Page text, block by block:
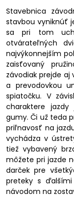
Stavebnica
stavbou vyniknúť
sa pri tom
otvárateľných
najvýkonnejším
zaisťovaný
závodiak prejde
a prevodovkou
spiatočku. V
charaktere
gumy. Či už teda
priľnavosť na
vychádza v
tiež vybavený
môžete pri jazde
darček pre
preteky s ďalšími
návodom na